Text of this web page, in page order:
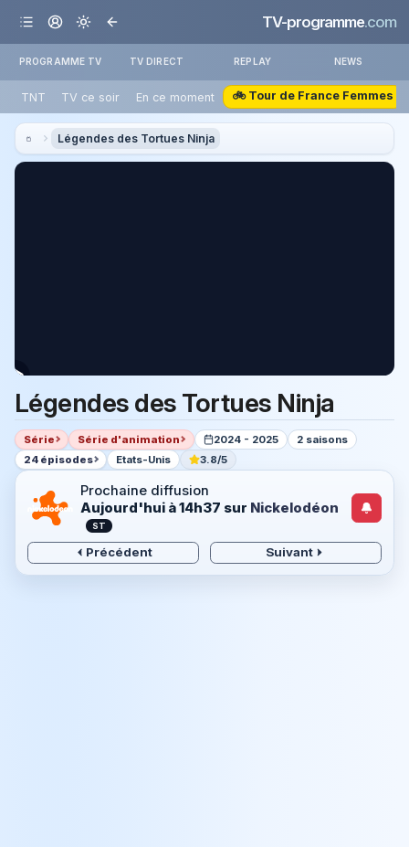
TV-programme.com
PROGRAMME TV TV DIRECT REPLAY NEWS
TNT TV ce soir En ce moment 🚲 Tour de France Femmes
Légendes des Tortues Ninja
Légendes des Tortues Ninja
Série Série d'animation 2024 - 2025
2 saisons
24 épisodes
Etats-Unis 3.8/5
Prochaine diffusion
Aujourd'hui à 14h37 sur Nickelodéon
ST
Précédent Suivant